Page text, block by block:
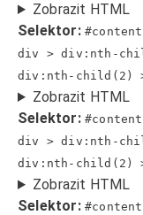
Zobrazit HTML
Selektor:
div > div:nth-
div:nth-child(2)
Zobrazit HTML
Selektor:
div > div:nth-
div:nth-child(2)
Zobrazit HTML
Selektor: